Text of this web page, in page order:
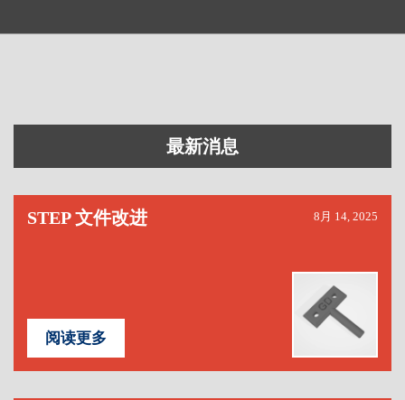
最新消息
STEP 文件改进 8月 14, 2025
阅读更多